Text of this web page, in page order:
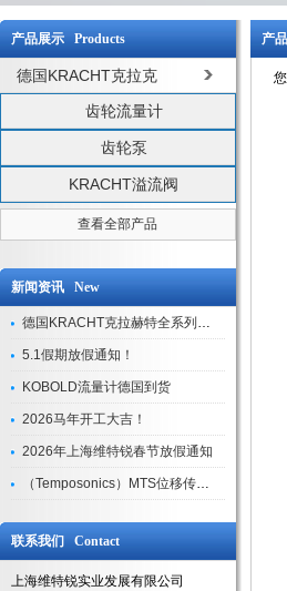
产品展示 Products
德国KRACHT克拉克
齿轮流量计
齿轮泵
KRACHT溢流阀
查看全部产品
新闻资讯 New
德国KRACHT克拉赫特全系列现货库存
5.1假期放假通知！
KOBOLD流量计德国到货
2026马年开工大吉！
2026年上海维特锐春节放假通知
（Temposonics）MTS位移传感器现货库存型号
联系我们 Contact
上海维特锐实业发展有限公司
产